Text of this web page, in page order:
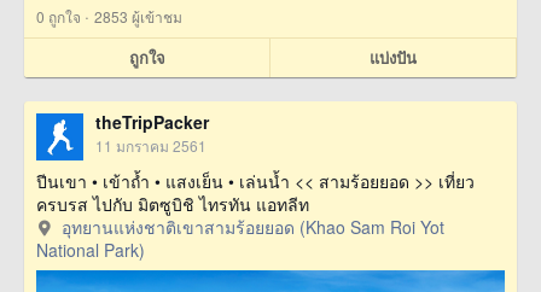
0 ถูกใจ · 2853 ผู้เข้าชม
ถูกใจ แบ่งปัน
theTripPacker
11 มกราคม 2561
ปีนเขา • เข้าถ้ำ • แสงเย็น • เล่นน้ำ << สามร้อยยอด >> เที่ยว
ครบรส ไปกับ มิตซูบิชิ ไทรทัน แอทลีท
อุทยานแห่งชาติเขาสามร้อยยอด (Khao Sam Roi Yot
National Park)